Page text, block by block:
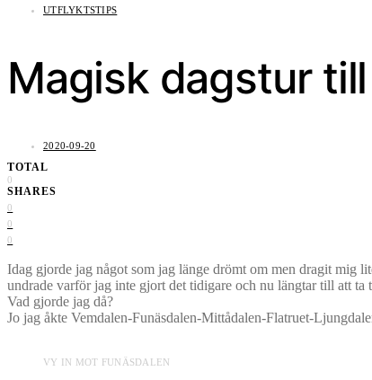
UTFLYKTSTIPS
Magisk dagstur
2020-09-20
TOTAL
0
SHARES
0
0
0
Idag gjorde jag något som jag länge drömt om men dragit mig
undrade varför jag inte gjort det tidigare och nu längtar till att ta
Vad gjorde jag då?
Jo jag åkte Vemdalen-Funäsdalen-Mittådalen-Flatruet-
VY IN MOT FUNÄSDALEN